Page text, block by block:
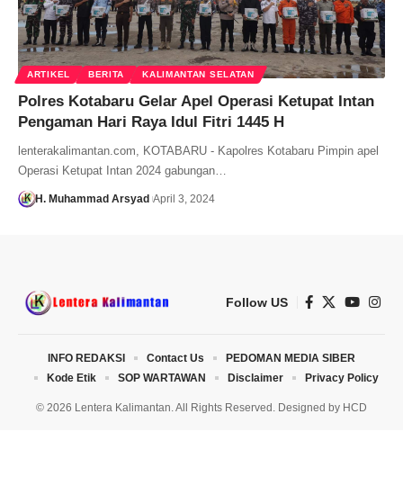
ARTIKEL BERITA KALIMANTAN SELATAN
Polres Kotabaru Gelar Apel Operasi Ketupat Intan
Pengaman Hari Raya Idul Fitri 1445 H
lenterakalimantan.com, KOTABARU - Kapolres Kotabaru Pimpin apel
Operasi Ketupat Intan 2024 gabungan…
H. Muhammad Arsyad April 3, 2024
Follow US
© 2026 Lentera Kalimantan. All Rights Reserved. Designed by HCD
INFO REDAKSI Contact Us
PEDOMAN MEDIA SIBER
Kode Etik
SOP WARTAWAN Disclaimer Privacy Policy